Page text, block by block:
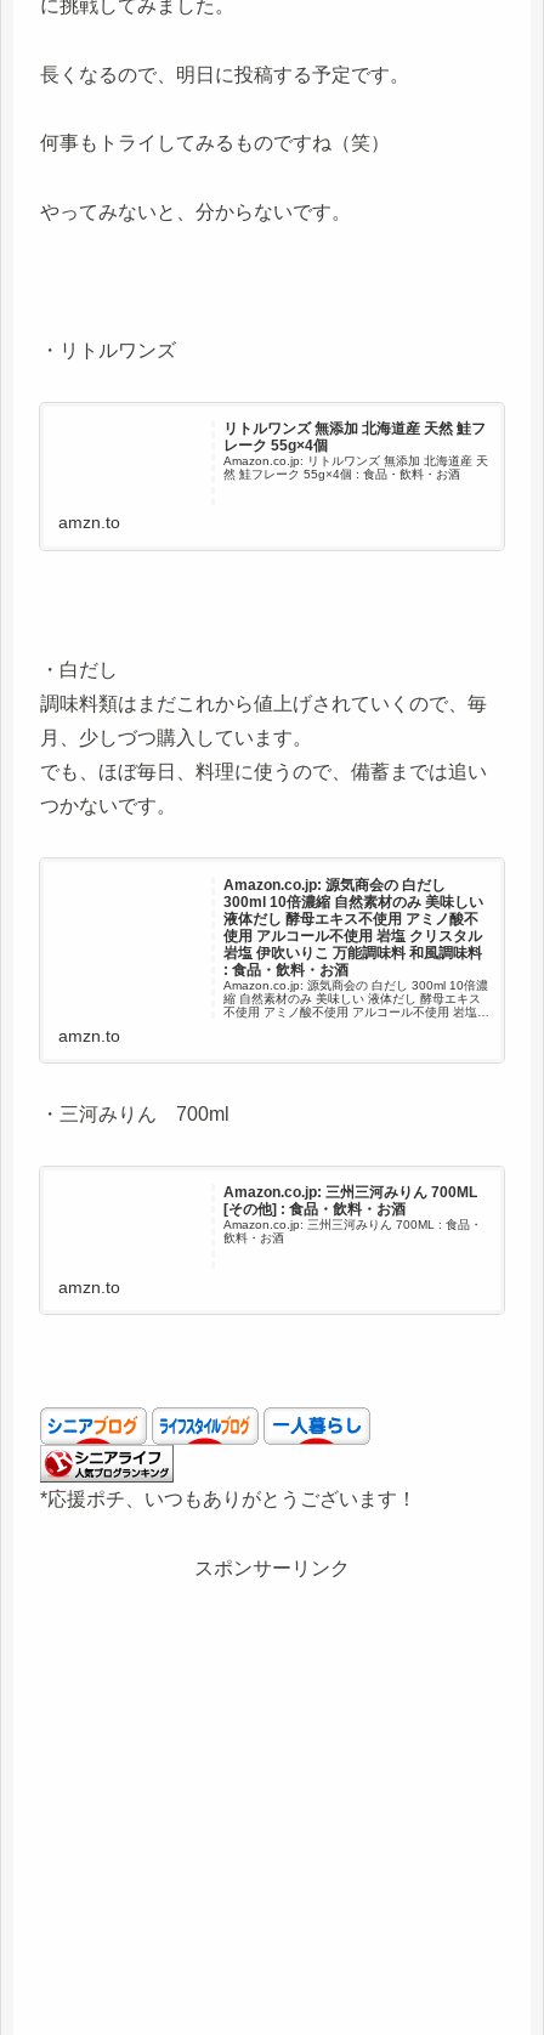
に挑戦してみました。
長くなるので、明日に投稿する予定です。
何事もトライしてみるものですね（笑）
やってみないと、分からないです。
・リトルワンズ
リトルワンズ 無添加 北海道産 天然 鮭フ
レーク 55g×4個
Amazon.co.jp: リトルワンズ 無添加 北海道産 天
然 鮭フレーク 55g×4個 : 食品・飲料・お酒
amzn.to
・白だし
調味料類はまだこれから値上げされていくので、毎
月、少しづつ購入しています。
でも、ほぼ毎日、料理に使うので、備蓄までは追い
つかないです。
Amazon.co.jp: 源気商会の 白だし
300ml 10倍濃縮 自然素材のみ 美味しい
液体だし 酵母エキス不使用 アミノ酸不
使用 アルコール不使用 岩塩 クリスタル
岩塩 伊吹いりこ 万能調味料 和風調味料
: 食品・飲料・お酒
Amazon.co.jp: 源気商会の 白だし 300ml 10倍濃
縮 自然素材のみ 美味しい 液体だし 酵母エキス
不使用 アミノ酸不使用 アルコール不使用 岩塩
amzn.to
・三河みりん 700ml
Amazon.co.jp: 三州三河みりん 700ML
[その他] : 食品・飲料・お酒
Amazon.co.jp: 三州三河みりん 700ML : 食品・
飲料・お酒
amzn.to
*応援ポチ、いつもありがとうございます！
スポンサーリンク